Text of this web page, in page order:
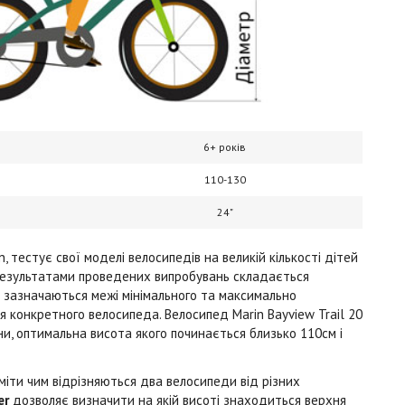
6+ років
110-130
24"
свої моделі велосипедів на великій кількості дітей
проведених випробувань складається
межі мінімального та максимально
конкретного велосипеда. Велосипед Marin Bayview Trail 20
оптимальна висота якого починається близько 110см і
чим відрізняються два велосипеди від різних
дозволяє визначити на якій висоті знаходиться верхня